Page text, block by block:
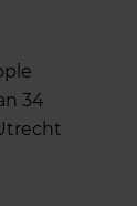
34